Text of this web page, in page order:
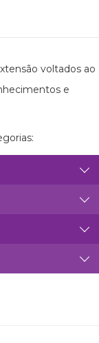
voltados ao
e